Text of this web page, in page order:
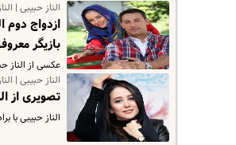
الناز حبیبی |
ازدواج دوم
بازیگر
عکسی از الناز
الناز حبیبی |
تصویری از
الناز حبیبی